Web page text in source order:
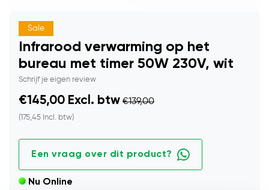
Sale
Infrarood verwarming op het
bureau met timer 50W 230V, wit
Schrijf je eigen review
€145,00 Excl. btw €139,00
(175,45 Incl. btw)
Een vraag over dit product?
Nu Online